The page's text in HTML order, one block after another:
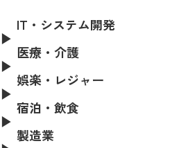
IT・システム開発
医療・介護
娯楽・レジャー
宿泊・飲食
製造業